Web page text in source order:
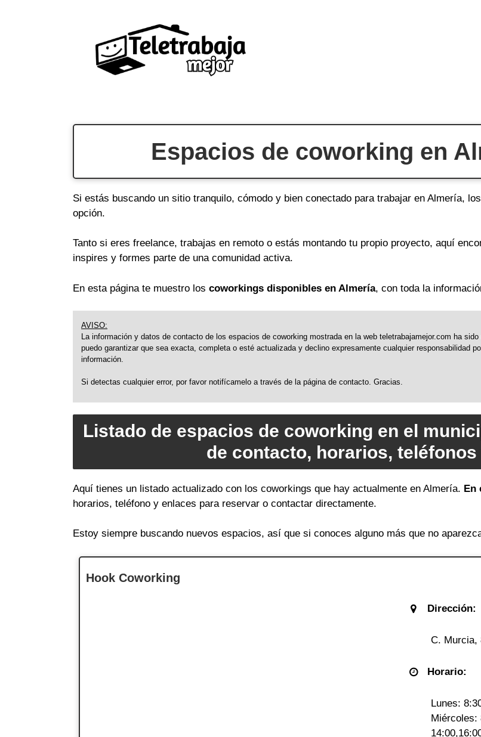
Espacios de coworking en
Si estás buscando un sitio tranquilo, cómodo y bien conectado para trabajar en Almería, los
opción.
Tanto si eres freelance, trabajas en remoto o estás montando tu propio proyecto, aquí
inspires y formes parte de una comunidad activa.
En esta página te muestro los coworkings disponibles en Almería, con toda la
AVISO:
La información y datos de contacto de los espacios de coworking mostrada en la web teletrabajamejor.com ha
puedo garantizar que sea exacta, completa o esté actualizada y declino expresamente cualquier responsabilidad
información.
Si detectas cualquier error, por favor notifícamelo a través de la página de contacto. Gracias.
Listado de espacios de coworking en el
de contacto, horarios,
Aquí tienes un listado actualizado con los coworkings que hay actualmente en Almería. En
horarios, teléfono y enlaces para reservar o contactar directamente.
Estoy siempre buscando nuevos espacios, así que si conoces alguno más que no
Hook Coworking
Dirección:
C. Murcia,
Horario:
Lunes:
Miércoles: